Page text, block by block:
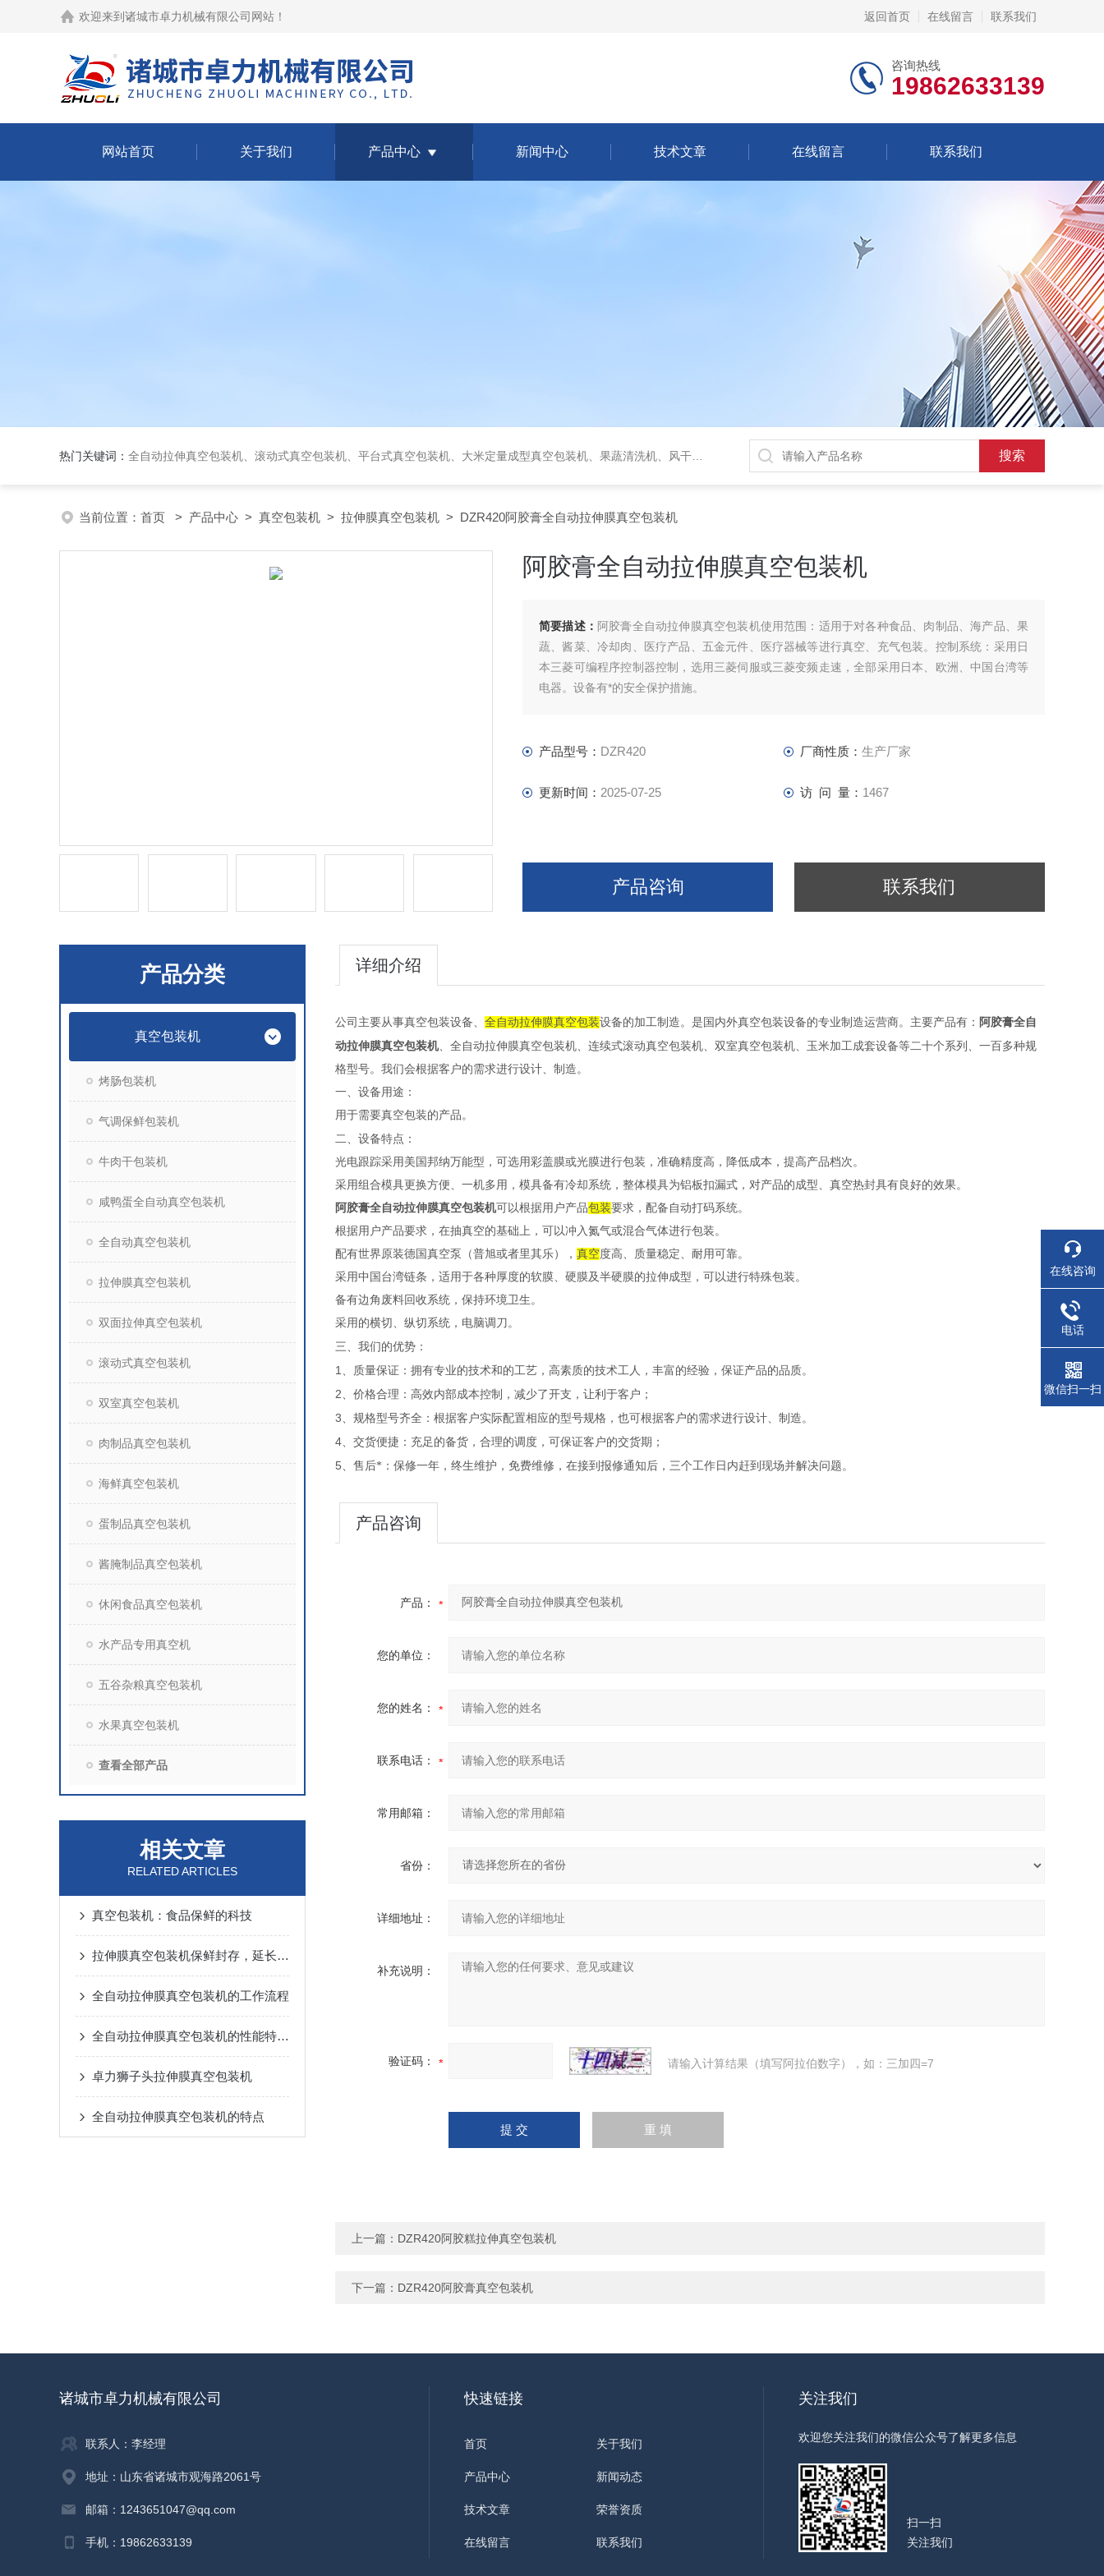
欢迎来到 诸城市卓力机械有限公司网站 ！ 返回首页 在线留言 联系我们
咨询热线
19862633139
网站首页 关于我们 产品中心 新闻中心 技术文章 在线留言 联系我们
热门关键词： 全自动拉伸真空包装机、滚动式真空包装机、平台式真空包装机、大米定量成型真空包装机、果蔬清洗机、风干机、巴氏灭菌机、烘干机、输送台、夹层锅、杀菌锅等。
当前位置： 首页 > 产品中心 > 真空包装机 > 拉伸膜真空包装机 > DZR420阿胶膏全自动拉伸膜真空包装机
阿胶膏全自动拉伸膜真空包装机
简要描述： 阿胶膏全自动拉伸膜真空包装机使用范围：适用于对各种食品、肉制品、海产品、果
蔬、酱菜、冷却肉、医疗产品、五金元件、医疗器械等进行真空、充气包装。控制系统：采用日
本三菱可编程序控制器控制，选用三菱伺服或三菱变频走速，全部采用日本、欧洲、中国台湾等
电器。设备有*的安全保护措施。
产品型号： DZR420 厂商性质： 生产厂家
更新时间： 2025-07-25 访 问 量： 1467
产品咨询 联系我们
产品分类
真空包装机
烤肠包装机
气调保鲜包装机
牛肉干包装机
咸鸭蛋全自动真空包装机
全自动真空包装机
拉伸膜真空包装机
双面拉伸真空包装机
滚动式真空包装机
双室真空包装机
肉制品真空包装机
海鲜真空包装机
蛋制品真空包装机
酱腌制品真空包装机
休闲食品真空包装机
水产品专用真空机
五谷杂粮真空包装机
水果真空包装机
查看全部产品
相关文章
RELATED ARTICLES
真空包装机：食品保鲜的科技
拉伸膜真空包装机保鲜封存，延长食品保质期
全自动拉伸膜真空包装机的工作流程
全自动拉伸膜真空包装机的性能特点介绍
卓力狮子头拉伸膜真空包装机
全自动拉伸膜真空包装机的特点
详细介绍
公司主要从事真空包装设备、 全自动拉伸膜真空包装设备的加工制造。是国内外真空包装设备的专业制造运营商。主要产品有： 阿胶膏全自
动拉伸膜真空包装机、 全自动拉伸膜真空包装机、连续式滚动真空包装机、双室真空包装机、玉米加工成套设备等二十个系列、一百多种规
格型号。我们会根据客户的需求进行设计、制造。
一、设备用途：
用于需要真空包装的产品。
二、设备特点：
光电跟踪采用美国邦纳万能型，可选用彩盖膜或光膜进行包装，准确精度高，降低成本，提高产品档次。
采用组合模具更换方便、一机多用，模具备有冷却系统，整体模具为铝板扣漏式，对产品的成型、真空热封具有良好的效果。
阿胶膏全自动拉伸膜真空包装机可以根据用户产品包装要求，配备自动打码系统。
根据用户产品要求，在抽真空的基础上，可以冲入氮气或混合气体进行包装。
配有世界原装德国真空泵（普旭或者里其乐）， 真空度高、质量稳定、耐用可靠。
采用中国台湾链条，适用于各种厚度的软膜、硬膜及半硬膜的拉伸成型，可以进行特殊包装。
备有边角废料回收系统，保持环境卫生。
采用的横切、纵切系统，电脑调刀。
三、我们的优势：
1 、质量保证：拥有专业的技术和的工艺，高素质的技术工人，丰富的经验，保证产品的品质。
2、价格合理：高效内部成本控制，减少了开支，让利于客户；
3、规格型号齐全：根据客户实际配置相应的型号规格，也可根据客户的需求进行设计、制造。
4、交货便捷：充足的备货，合理的调度，可保证客户的交货期；
5、售后*：保修一年，终生维护，免费维修，在接到报修通知后，三个工作日内赶到现场并解决问题。
产品咨询
产品：
您的单位：
您的姓名：
联系电话：
常用邮箱：
省份：
详细地址：
补充说明：
验证码： 请输入计算结果（填写阿拉伯数字），如：三加四=7
上一篇： DZR420阿胶糕拉伸真空包装机
下一篇： DZR420阿胶膏真空包装机
诸城市卓力机械有限公司
联系人：李经理
地址：山东省诸城市观海路2061号
邮箱：1243651047@qq.com
手机：19862633139
快速链接
首页 关于我们
产品中心 新闻动态
技术文章 荣誉资质
在线留言 联系我们
关注我们
欢迎您关注我们的微信公众号了解更多信息
扫一扫
关注我们
在线咨询
电话
微信扫一扫